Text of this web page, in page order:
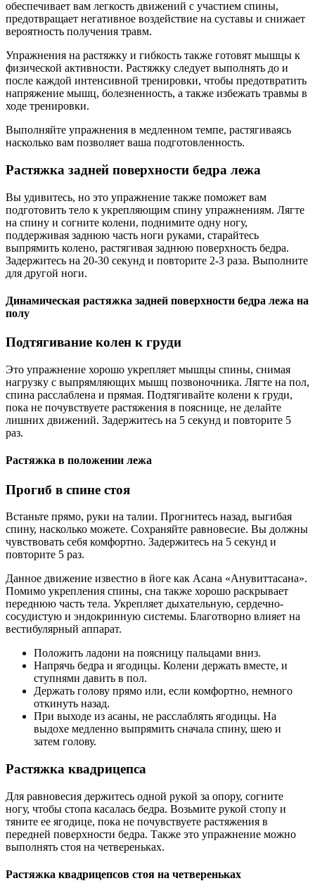
обеспечивает вам легкость движений с участием спины,
предотвращает негативное воздействие на суставы и снижает
вероятность получения травм.
Упражнения на растяжку и гибкость также готовят мышцы к
физической активности. Растяжку следует выполнять до и
после каждой интенсивной тренировки, чтобы предотвратить
напряжение мышц, болезненность, а также избежать травмы в
ходе тренировки.
Выполняйте упражнения в медленном темпе, растягиваясь
насколько вам позволяет ваша подготовленность.
Растяжка задней поверхности бедра лежа
Вы удивитесь, но это упражнение также поможет вам
подготовить тело к укрепляющим спину упражнениям. Лягте
на спину и согните колени, поднимите одну ногу,
поддерживая заднюю часть ноги руками, старайтесь
выпрямить колено, растягивая заднюю поверхность бедра.
Задержитесь на 20-30 секунд и повторите 2-3 раза. Выполните
для другой ноги.
Динамическая растяжка задней поверхности бедра лежа на
полу
Подтягивание колен к груди
Это упражнение хорошо укрепляет мышцы спины, снимая
нагрузку с выпрямляющих мышц позвоночника. Лягте на пол,
спина расслаблена и прямая. Подтягивайте колени к груди,
пока не почувствуете растяжения в пояснице, не делайте
лишних движений. Задержитесь на 5 секунд и повторите 5
раз.
Растяжка в положении лежа
Прогиб в спине стоя
Встаньте прямо, руки на талии. Прогнитесь назад, выгибая
спину, насколько можете. Сохраняйте равновесие. Вы должны
чувствовать себя комфортно. Задержитесь на 5 секунд и
повторите 5 раз.
Данное движение известно в йоге как Асана «Анувиттасана».
Помимо укрепления спины, сна также хорошо раскрывает
переднюю часть тела. Укрепляет дыхательную, сердечно-
сосудистую и эндокринную системы. Благотворно влияет на
вестибулярный аппарат.
Положить ладони на поясницу пальцами вниз.
Напрячь бедра и ягодицы. Колени держать вместе, и
ступнями давить в пол.
Держать голову прямо или, если комфортно, немного
откинуть назад.
При выходе из асаны, не расслаблять ягодицы. На
выдохе медленно выпрямить сначала спину, шею и
затем голову.
Растяжка квадрицепса
Для равновесия держитесь одной рукой за опору, согните
ногу, чтобы стопа касалась бедра. Возьмите рукой стопу и
тяните ее ягодице, пока не почувствуете растяжения в
передней поверхности бедра. Также это упражнение можно
выполнять стоя на четвереньках.
Растяжка квадрицепсов стоя на четвереньках